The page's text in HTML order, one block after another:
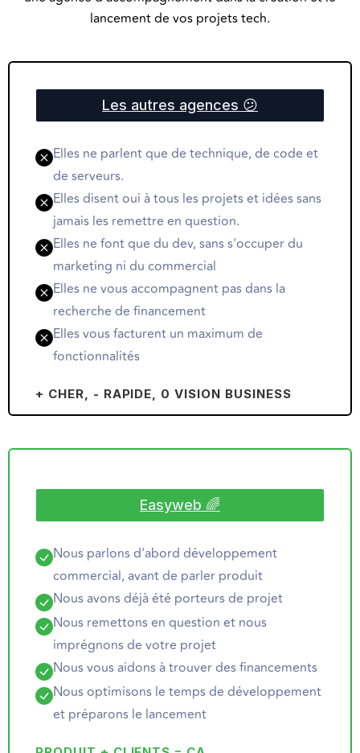
lancement de vos projets tech.
Les autres agences 😕
Elles ne parlent que de technique, de code et
de serveurs.
Elles disent oui à tous les projets et idées sans
jamais les remettre en question.
Elles ne font que du dev, sans s'occuper du
marketing ni du commercial
Elles ne vous accompagnent pas dans la
recherche de financement
Elles vous facturent un maximum de
fonctionnalités
+ CHER, - RAPIDE, 0 VISION BUSINESS
Easyweb 🌈
Nous parlons d'abord développement
commercial, avant de parler produit
Nous avons déjà été porteurs de projet
Nous remettons en question et nous
imprégnons de votre projet
Nous vous aidons à trouver des financements
Nous optimisons le temps de développement
et préparons le lancement